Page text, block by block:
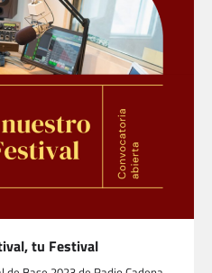
tu Festival